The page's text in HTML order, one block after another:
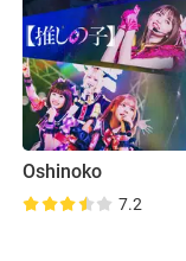
Oshinoko
7.2